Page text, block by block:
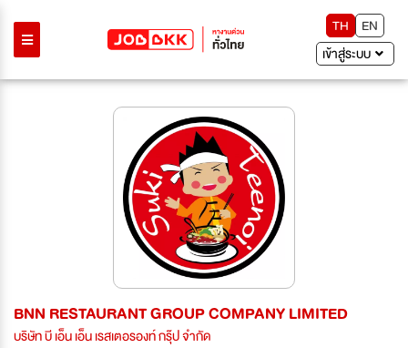
TH
EN
เข้าสู่ระบบ
BNN RESTAURANT GROUP COMPANY LIMITED
บริษัท บี เอ็น เอ็น เรสเตอรองท์ กรุ๊ป จำกัด